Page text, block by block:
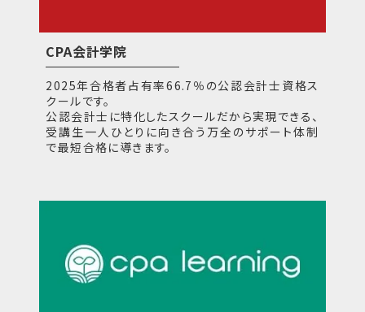
CPA会計学院
2025年合格者占有率66.7％の公認会計士資格ス
クールです。
公認会計士に特化したスクールだから実現できる、
受講生一人ひとりに向き合う万全のサポート体制
で最短合格に導きます。